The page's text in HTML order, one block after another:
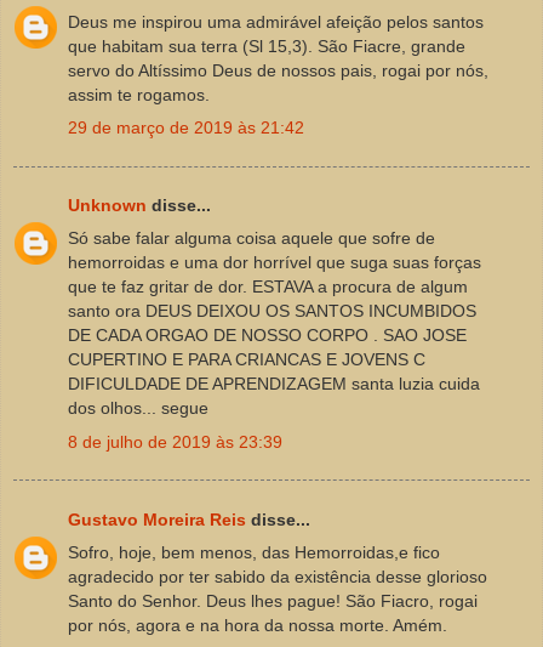
Deus me inspirou uma admirável afeição pelos santos
que habitam sua terra (Sl 15,3). São Fiacre, grande
servo do Altíssimo Deus de nossos pais, rogai por nós,
assim te rogamos.
29 de março de 2019 às 21:42
Unknown disse...
Só sabe falar alguma coisa aquele que sofre de
hemorroidas e uma dor horrível que suga suas forças
que te faz gritar de dor. ESTAVA a procura de algum
santo ora DEUS DEIXOU OS SANTOS INCUMBIDOS
DE CADA ORGAO DE NOSSO CORPO . SAO JOSE
CUPERTINO E PARA CRIANCAS E JOVENS C
DIFICULDADE DE APRENDIZAGEM santa luzia cuida
dos olhos... segue
8 de julho de 2019 às 23:39
Gustavo Moreira Reis disse...
Sofro, hoje, bem menos, das Hemorroidas,e fico
agradecido por ter sabido da existência desse glorioso
Santo do Senhor. Deus lhes pague! São Fiacro, rogai
por nós, agora e na hora da nossa morte. Amém.